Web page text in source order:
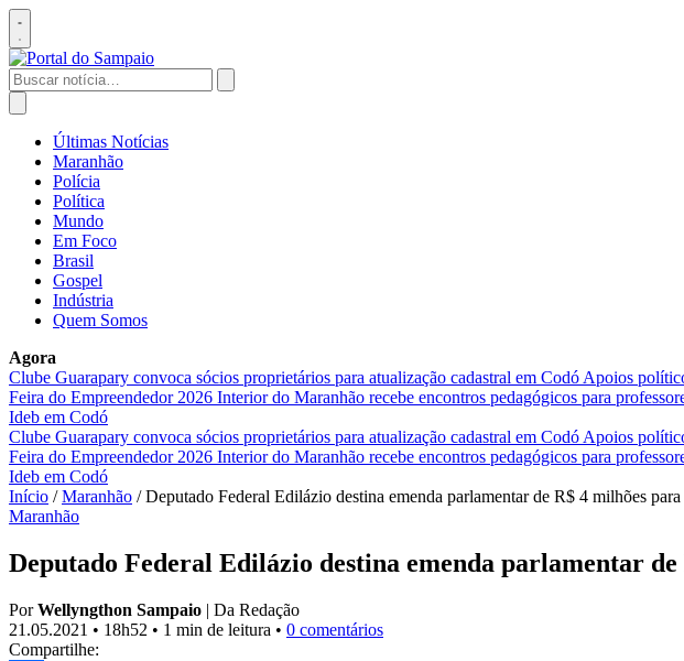
Pular
para
o
conteúdo
Abrir
menu
Buscar
por:
Abrir
buscaÚltimas Notícias
Maranhão
Polícia
Política
Mundo
Em Foco
Brasil
Gospel
Indústria
Quem Somos
Agora
Clube Guarapary convoca sócios proprietários para atualização cadastral em Codó Apoios
Feira do Empreendedor 2026 Interior do Maranhão recebe encontros pedagógicos para
Ideb em Codó
Clube Guarapary convoca sócios proprietários para atualização cadastral em Codó Apoios
Feira do Empreendedor 2026 Interior do Maranhão recebe encontros pedagógicos para
Ideb em Codó
Início / Maranhão / Deputado Federal Edilázio destina emenda parlamentar de R$ 4 milhões
Maranhão
Deputado Federal Edilázio destina emenda parlamentar de
PorWellyngthon Sampaio | Da Redação
21.05.2021 • 18h52 • 1 min de leitura • 0 comentários
Compartilhe: